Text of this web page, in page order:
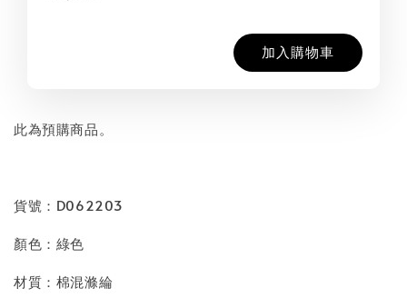
加入購物車
此為預購商品。
貨號：D062203
顏色：綠色
材質：棉混滌綸